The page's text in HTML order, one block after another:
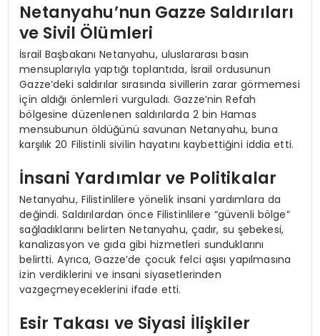
Netanyahu’nun Gazze Saldırıları
ve Sivil Ölümleri
İsrail Başbakanı Netanyahu, uluslararası basın
mensuplarıyla yaptığı toplantıda, İsrail ordusunun
Gazze’deki saldırılar sırasında sivillerin zarar görmemesi
için aldığı önlemleri vurguladı. Gazze’nin Refah
bölgesine düzenlenen saldırılarda 2 bin Hamas
mensubunun öldüğünü savunan Netanyahu, buna
karşılık 20 Filistinli sivilin hayatını kaybettiğini iddia etti.
İnsani Yardımlar ve Politikalar
Netanyahu, Filistinlilere yönelik insani yardımlara da
değindi. Saldırılardan önce Filistinlilere “güvenli bölge”
sağladıklarını belirten Netanyahu, çadır, su şebekesi,
kanalizasyon ve gıda gibi hizmetleri sunduklarını
belirtti. Ayrıca, Gazze’de çocuk felci aşısı yapılmasına
izin verdiklerini ve insani siyasetlerinden
vazgeçmeyeceklerini ifade etti.
Esir Takası ve Siyasi İlişkiler